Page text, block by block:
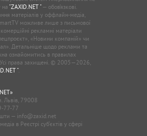
на "ZAXID.NET "— обов’язкові.
матеріалів у оффлайн-медіа,
можливе лише з письмової
комерційні рекламні матеріали
«Новини компаній» чи
Детальніше щодо реклами та
ознайомитись в правилах
права захищені. © 2005—2026,
".
Львів, 79008
77-77
— info@zaxid.net
в Реєстрі суб'єктів у сфері